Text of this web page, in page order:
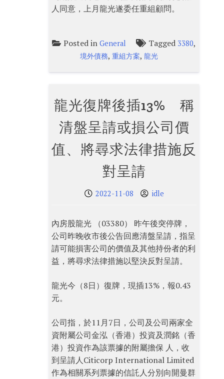
人同意，上月龍光遂委任重組顧問。
Posted inGeneral Tagged 3380,
境外債務,重組方案,龍光
龍光復牌後插13% 稱
清盤呈請或損公司價
值、將尋求法律措施反
對呈請
2022-11-08 idle
內房股龍光 （03380） 昨午後突停牌，
公司昨晚收市後公告回應清盤呈請，指呈
請可能損害公司的價值及其他持份者的利
益，將尋求法律措施以堅決反對呈請。
龍光今（8日）復牌，現插13%，報0.43
元。
公司指，於11月7日，公司及公司兩家全
資附屬公司金泓（香港）投資及潤銘（香
港）投資作為該票據的附屬擔保 人，收
到呈請人Citicorp International Limited
作為相關系列票據的信託人分別向開曼群